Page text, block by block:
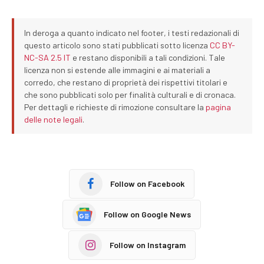
In deroga a quanto indicato nel footer, i testi redazionali di
questo articolo sono stati pubblicati sotto licenza CC BY-
NC-SA 2.5 IT e restano disponibili a tali condizioni. Tale
licenza non si estende alle immagini e ai materiali a
corredo, che restano di proprietà dei rispettivi titolari e
che sono pubblicati solo per finalità culturali e di cronaca.
Per dettagli e richieste di rimozione consultare la pagina
delle note legali.
Follow on Facebook
Follow on Google News
Follow on Instagram